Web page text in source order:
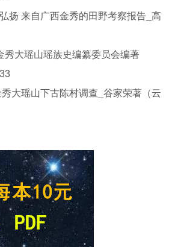
扬 来自广西金秀的田野考察报告_高
秀大瑶山瑶族史编纂委员会编著
大瑶山下古陈村调查_谷家荣著（云